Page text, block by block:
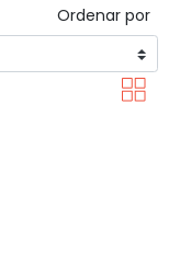
Ordenar por